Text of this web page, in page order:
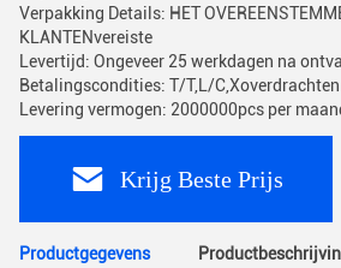
Verpakking Details: HET
KLANTENvereiste
Levertijd: Ongeveer 25 werkdagen na
Betalingscondities: T/T,L/C,Xoverdrachten
Levering vermogen: 2000000pcs per
Krijg Beste Prijs
Productgegevens